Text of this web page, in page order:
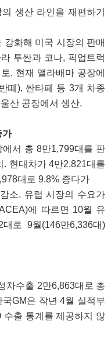
생산 라인을 재편하기
화해 미국 시장의 판매
투싼과 코나, 픽업트럭
. 현재 앨라배마 공장에
떼), 싼타페 등 3개 차종
산 공장에서 생산.
가
서 총 8만1,799대를 판
. 현대차가 4만2,821대를
대로 9.8% 증다가
소. 유럽 시장의 수요가
에 따르면 10월 유
로 9월(146만6,336대)
차수출 2만6,863대로 총
GM은 작년 4월 실적부
수출 통계를 제공하지 않